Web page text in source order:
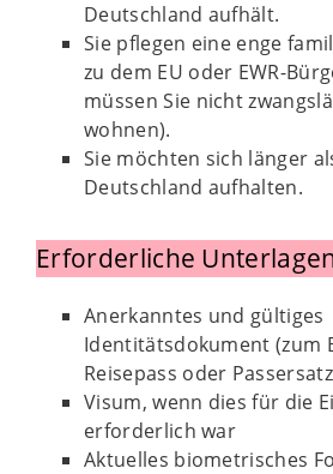
Deutschland aufhält.
Sie pflegen eine enge
zu dem EU oder EWR-
müssen Sie nicht
wohnen).
Sie möchten sich länger
Deutschland aufhalten.
Erforderliche
Anerkanntes und gültiges
Identitätsdokument (zum
Reisepass oder
Visum, wenn dies für die
erforderlich war
Aktuelles biometrisches